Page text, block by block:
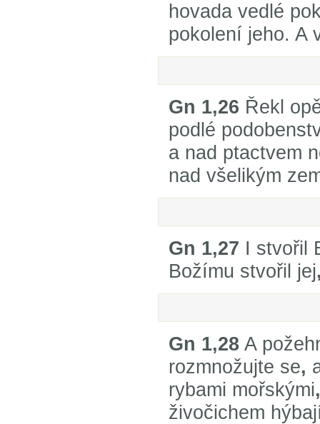
hovada vedlé
pokolení jeho. A
Gn 1,26 Řekl
podlé
a nad ptactvem
nad všelikým
Gn 1,27 I stvořil
Božímu stvořil jej
Gn 1,28 A
rozmnožujte se,
rybami mořskými,
živočichem